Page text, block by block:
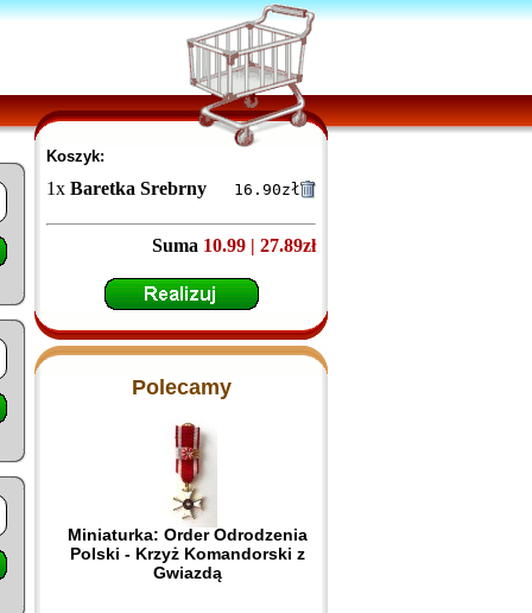
Koszyk:
1x Baretka Srebrny Krzyż Za Zasługi dla ZHP
16.90zł
Suma 10.99 | 27.89zł
Polecamy
Miniaturka: Order Odrodzenia
Polski - Krzyż Komandorski z
Gwiazdą